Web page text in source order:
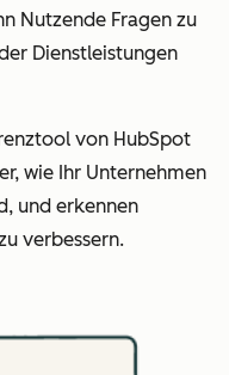
Nutzende Fragen zu
Dienstleistungen
von HubSpot
wie Ihr Unternehmen
und erkennen
verbessern.